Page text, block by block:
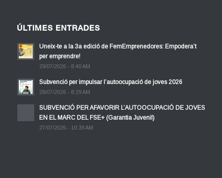
ÚLTIMES ENTRADES
Uneix-te a la 3a edició de FemEmprenedores: Empodera’t
per emprendre!
29/07/2026 - 8:40 AM
Subvenció per impulsar l’autoocupació de joves 2026
28/07/2026 - 8:29 AM
SUBVENCIÓ PER AFAVORIR L’AUTOOCUPACIÓ DE JOVES
EN EL MARC DEL FSE+ (Garantia Juvenil)
27/07/2026 - 10:39 AM